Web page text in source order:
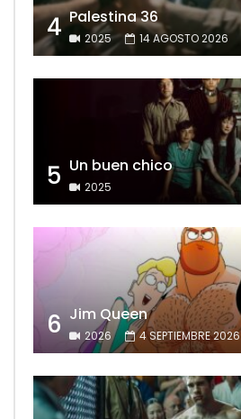
4 Palestina 36
2025 14 AGOSTO 2026
5 Un buen chico
2025
6 Jim Queen
2026 4 SEPTIEMBRE 2026